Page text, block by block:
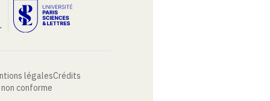
légalesCrédits
conforme